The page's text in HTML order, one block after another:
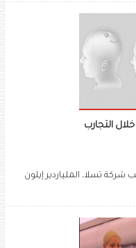
التجارب
تسلا، الملياردير إيلون